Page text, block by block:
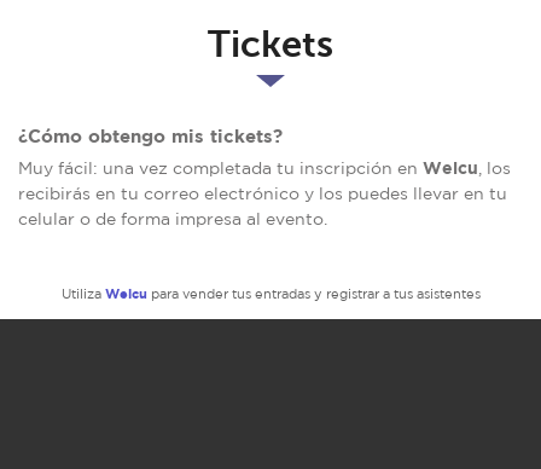
Tickets
¿Cómo obtengo mis tickets?
Muy fácil: una vez completada tu inscripción en Welcu , los
recibirás en tu correo electrónico y los puedes llevar en tu
celular o de forma impresa al evento.
Utiliza Welcu para vender tus entradas y registrar a tus asistentes